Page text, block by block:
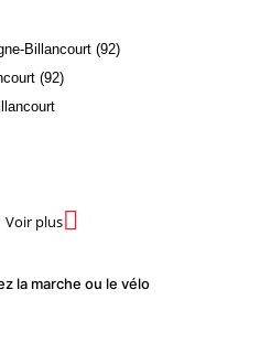
Billancourt (92)
(92)
Voir plus
la marche ou le vélo